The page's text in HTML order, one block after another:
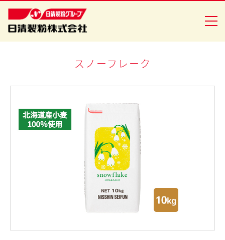
企業情報
安全・安心への取り組み
スノーフレーク